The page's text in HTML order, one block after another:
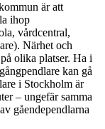
är att
ihop
vårdcentral,
Närhet och
olika platser. Ha i
kan gå
i Stockholm är
– ungefär samma
gåendependlarna